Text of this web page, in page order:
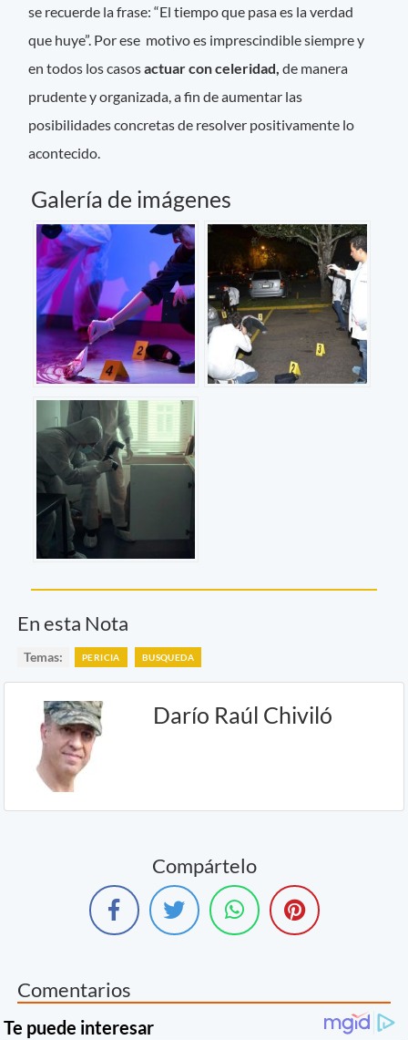
se recuerde la frase: “El tiempo que pasa es la verdad
que huye”. Por ese motivo es imprescindible siempre y
en todos los casosactuar con celeridad, de manera
prudente y organizada, a fin de aumentar las
posibilidades concretas de resolver positivamente lo
acontecido.
Galería de imágenes
En esta Nota
Temas: PERICIA BUSQUEDA
Darío Raúl Chiviló
Compártelo
Comentarios